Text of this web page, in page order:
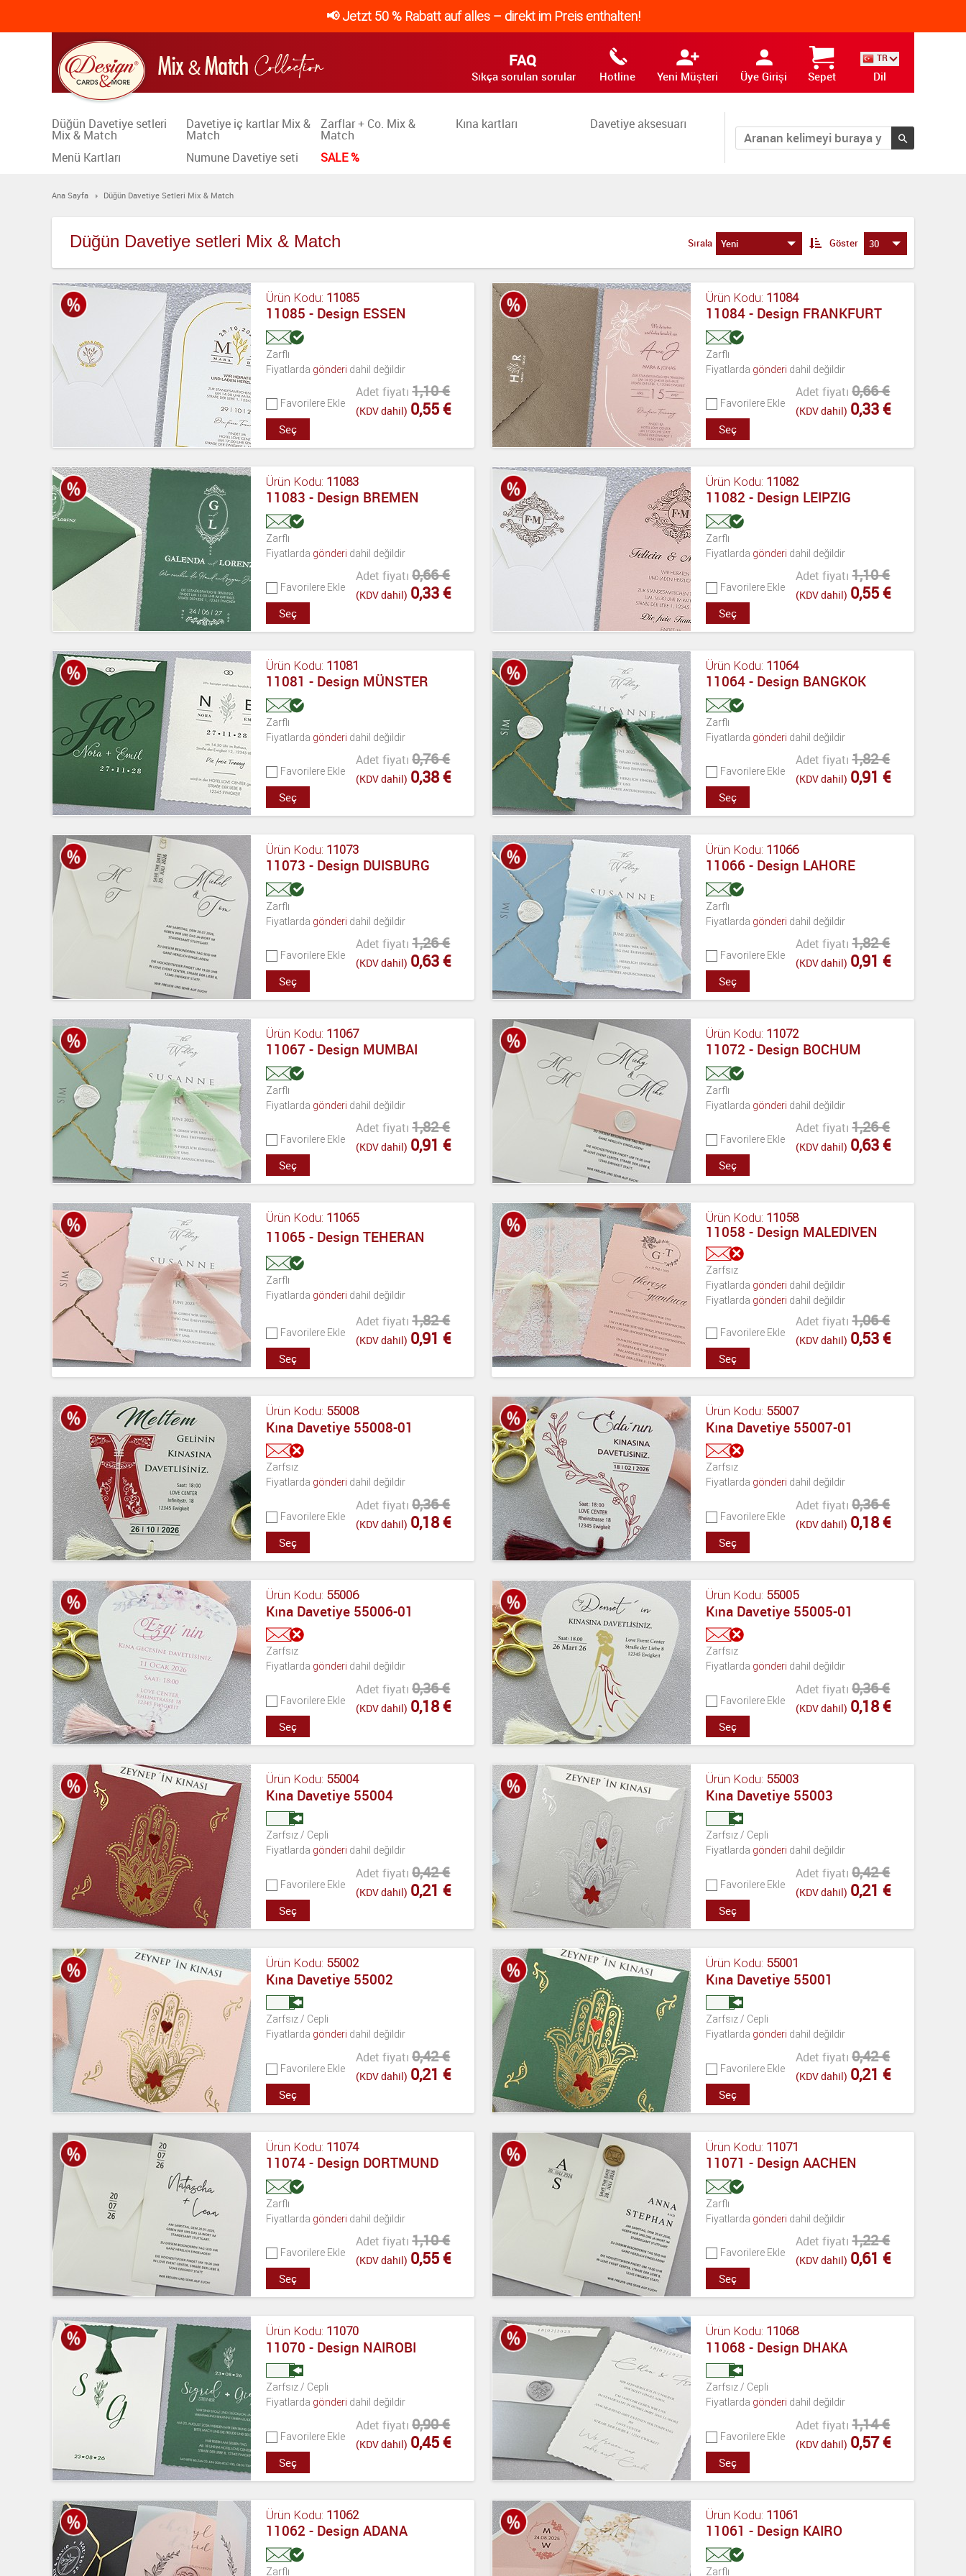
📢 Jetzt 50 % Rabatt auf alles – direkt im Preis enthalten!
FAQ
Sıkça sorulan sorular Hotline Yeni Müşteri Üye Girişi Sepet
TR
Dil
Düğün Davetiye setleri
Mix & Match
Davetiye iç kartlar Mix &
Match
Zarflar + Co. Mix &
Match
Kına kartları Davetiye aksesuarı
Menü Kartları Numune Davetiye seti SALE %
Ana Sayfa Düğün Davetiye Setleri Mix & Match
Düğün Davetiye setleri Mix & Match Sırala Yeni Göster 30
Ürün Kodu: 11085
11085 - Design ESSEN
Zarflı
Fiyatlarda gönderi dahil değildir
Favorilere Ekle
Adet fiyatı 1,10 €
(KDV dahil) 0,55 €
Seç
Ürün Kodu: 11084
11084 - Design FRANKFURT
Zarflı
Fiyatlarda gönderi dahil değildir
Favorilere Ekle
Adet fiyatı 0,66 €
(KDV dahil) 0,33 €
Seç
Ürün Kodu: 11083
11083 - Design BREMEN
Zarflı
Fiyatlarda gönderi dahil değildir
Favorilere Ekle
Adet fiyatı 0,66 €
(KDV dahil) 0,33 €
Seç
Ürün Kodu: 11082
11082 - Design LEIPZIG
Zarflı
Fiyatlarda gönderi dahil değildir
Favorilere Ekle
Adet fiyatı 1,10 €
(KDV dahil) 0,55 €
Seç
Ürün Kodu: 11081
11081 - Design MÜNSTER
Zarflı
Fiyatlarda gönderi dahil değildir
Favorilere Ekle
Adet fiyatı 0,76 €
(KDV dahil) 0,38 €
Seç
Ürün Kodu: 11064
11064 - Design BANGKOK
Zarflı
Fiyatlarda gönderi dahil değildir
Favorilere Ekle
Adet fiyatı 1,82 €
(KDV dahil) 0,91 €
Seç
Ürün Kodu: 11073
11073 - Design DUISBURG
Zarflı
Fiyatlarda gönderi dahil değildir
Favorilere Ekle
Adet fiyatı 1,26 €
(KDV dahil) 0,63 €
Seç
Ürün Kodu: 11066
11066 - Design LAHORE
Zarflı
Fiyatlarda gönderi dahil değildir
Favorilere Ekle
Adet fiyatı 1,82 €
(KDV dahil) 0,91 €
Seç
Ürün Kodu: 11067
11067 - Design MUMBAI
Zarflı
Fiyatlarda gönderi dahil değildir
Favorilere Ekle
Adet fiyatı 1,82 €
(KDV dahil) 0,91 €
Seç
Ürün Kodu: 11072
11072 - Design BOCHUM
Zarflı
Fiyatlarda gönderi dahil değildir
Favorilere Ekle
Adet fiyatı 1,26 €
(KDV dahil) 0,63 €
Seç
Ürün Kodu: 11065
11065 - Design TEHERAN
Zarflı
Fiyatlarda gönderi dahil değildir
Favorilere Ekle
Adet fiyatı 1,82 €
(KDV dahil) 0,91 €
Seç
Ürün Kodu: 11058
11058 - Design MALEDIVEN
Zarfsız
Fiyatlarda gönderi dahil değildir
Fiyatlarda gönderi dahil değildir
Favorilere Ekle
Adet fiyatı 1,06 €
(KDV dahil) 0,53 €
Seç
Ürün Kodu: 55008
Kına Davetiye 55008-01
Zarfsız
Fiyatlarda gönderi dahil değildir
Favorilere Ekle
Adet fiyatı 0,36 €
(KDV dahil) 0,18 €
Seç
Ürün Kodu: 55007
Kına Davetiye 55007-01
Zarfsız
Fiyatlarda gönderi dahil değildir
Favorilere Ekle
Adet fiyatı 0,36 €
(KDV dahil) 0,18 €
Seç
Ürün Kodu: 55006
Kına Davetiye 55006-01
Zarfsız
Fiyatlarda gönderi dahil değildir
Favorilere Ekle
Adet fiyatı 0,36 €
(KDV dahil) 0,18 €
Seç
Ürün Kodu: 55005
Kına Davetiye 55005-01
Zarfsız
Fiyatlarda gönderi dahil değildir
Favorilere Ekle
Adet fiyatı 0,36 €
(KDV dahil) 0,18 €
Seç
Ürün Kodu: 55004
Kına Davetiye 55004
Zarfsız / Cepli
Fiyatlarda gönderi dahil değildir
Favorilere Ekle
Adet fiyatı 0,42 €
(KDV dahil) 0,21 €
Seç
Ürün Kodu: 55003
Kına Davetiye 55003
Zarfsız / Cepli
Fiyatlarda gönderi dahil değildir
Favorilere Ekle
Adet fiyatı 0,42 €
(KDV dahil) 0,21 €
Seç
Ürün Kodu: 55002
Kına Davetiye 55002
Zarfsız / Cepli
Fiyatlarda gönderi dahil değildir
Favorilere Ekle
Adet fiyatı 0,42 €
(KDV dahil) 0,21 €
Seç
Ürün Kodu: 55001
Kına Davetiye 55001
Zarfsız / Cepli
Fiyatlarda gönderi dahil değildir
Favorilere Ekle
Adet fiyatı 0,42 €
(KDV dahil) 0,21 €
Seç
Ürün Kodu: 11074
11074 - Design DORTMUND
Zarflı
Fiyatlarda gönderi dahil değildir
Favorilere Ekle
Adet fiyatı 1,10 €
(KDV dahil) 0,55 €
Seç
Ürün Kodu: 11071
11071 - Design AACHEN
Zarflı
Fiyatlarda gönderi dahil değildir
Favorilere Ekle
Adet fiyatı 1,22 €
(KDV dahil) 0,61 €
Seç
Ürün Kodu: 11070
11070 - Design NAIROBI
Zarfsız / Cepli
Fiyatlarda gönderi dahil değildir
Favorilere Ekle
Adet fiyatı 0,90 €
(KDV dahil) 0,45 €
Seç
Ürün Kodu: 11068
11068 - Design DHAKA
Zarfsız / Cepli
Fiyatlarda gönderi dahil değildir
Favorilere Ekle
Adet fiyatı 1,14 €
(KDV dahil) 0,57 €
Seç
Ürün Kodu: 11062
11062 - Design ADANA
Zarflı
Ürün Kodu: 11061
11061 - Design KAIRO
Zarflı